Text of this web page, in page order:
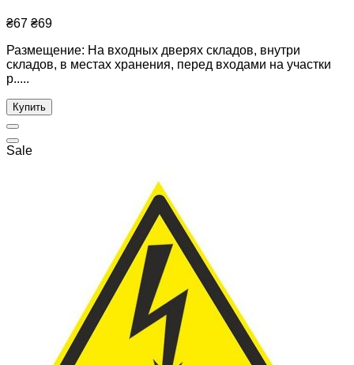
₴67 ₴69
Размещение: На входных дверях складов, внутри
складов, в местах хранения, перед входами на участки
р.....
Купить
Sale